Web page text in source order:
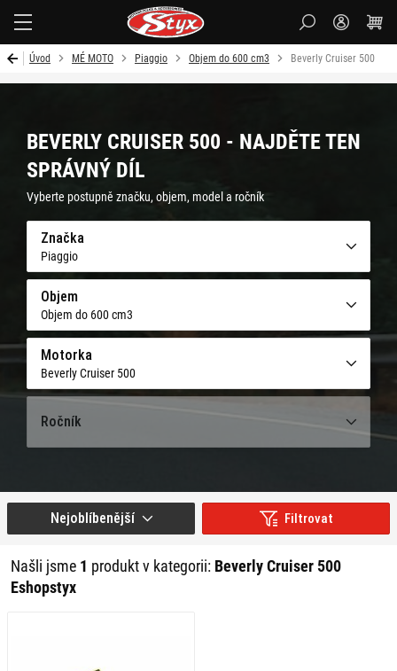
Úvod MÉ MOTO Piaggio Objem do 600 cm3 Beverly Cruiser 500
BEVERLY CRUISER 500 - NAJDĚTE TEN
SPRÁVNÝ DÍL
Vyberte postupně značku, objem, model a ročník
Značka
Piaggio
Objem
Objem do 600 cm3
Motorka
Beverly Cruiser 500
Ročník
Filtrovat
Našli jsme 1 produkt v kategorii: Beverly Cruiser 500
Eshopstyx
Nejoblíbenější